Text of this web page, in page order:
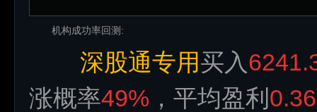
机构成功率回测:
深股通专用买入
涨概率49% ，平均盈利